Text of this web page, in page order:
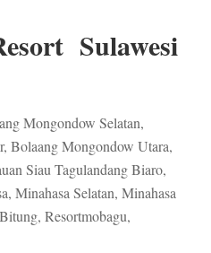
Sulawesi
Mongondow Selatan,
Bolaang Mongondow Utara,
Siau Tagulandang Biaro,
Minahasa Selatan, Minahasa
Resortmobagu,